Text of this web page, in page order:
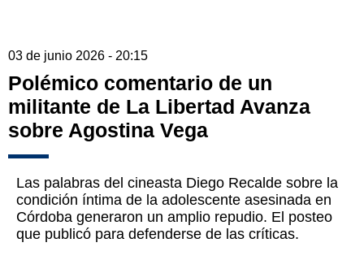
03 de junio 2026 - 20:15
Polémico comentario de un
militante de La Libertad Avanza
sobre Agostina Vega
Las palabras del cineasta Diego Recalde sobre la
condición íntima de la adolescente asesinada en
Córdoba generaron un amplio repudio. El posteo
que publicó para defenderse de las críticas.